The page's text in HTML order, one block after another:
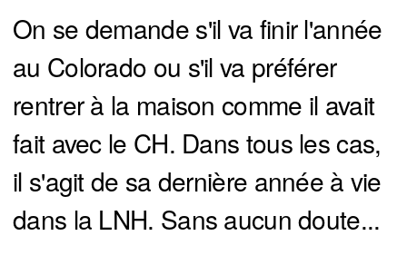
On se demande s'il va finir l'année
au Colorado ou s'il va préférer
rentrer à la maison comme il avait
fait avec le CH. Dans tous les cas,
il s'agit de sa dernière année à vie
dans la LNH. Sans aucun doute...